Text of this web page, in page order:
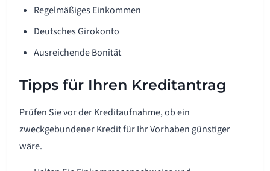
Regelmäßiges Einkommen
Deutsches Girokonto
Ausreichende Bonität
Tipps für Ihren Kreditantrag
Prüfen Sie vor der Kreditaufnahme, ob ein
zweckgebundener Kredit für Ihr Vorhaben günstiger
wäre.